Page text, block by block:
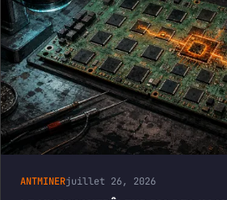
ANTMINERjuillet 26, 2026